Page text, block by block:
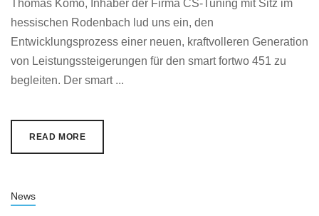
Thomas Komo, Inhaber der Firma CS-Tuning mit Sitz im
hessischen Rodenbach lud uns ein, den
Entwicklungsprozess einer neuen, kraftvolleren Generation
von Leistungssteigerungen für den smart fortwo 451 zu
begleiten. Der smart ...
READ MORE
News